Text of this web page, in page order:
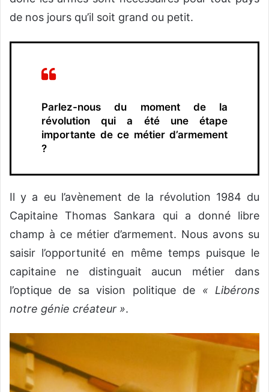
de nos jours qu’il soit grand ou petit.
Parlez-nous du moment de la
révolution qui a été une étape
importante de ce métier d’armement
?
Il y a eu l’avènement de la révolution 1984 du
Capitaine Thomas Sankara qui a donné libre
champ à ce métier d’armement. Nous avons su
saisir l’opportunité en même temps puisque le
capitaine ne distinguait aucun métier dans
l’optique de sa vision politique de « Libérons
notre génie créateur ».